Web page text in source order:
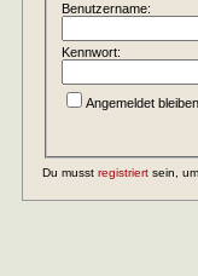
Benutzername:
Kennwort:
Angemeldet
Du musst registriert sein,